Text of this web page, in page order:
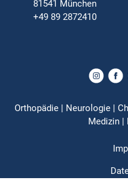
81541 München
+49 89 2872410
Orthopädie | Neurologie |
Medizin |